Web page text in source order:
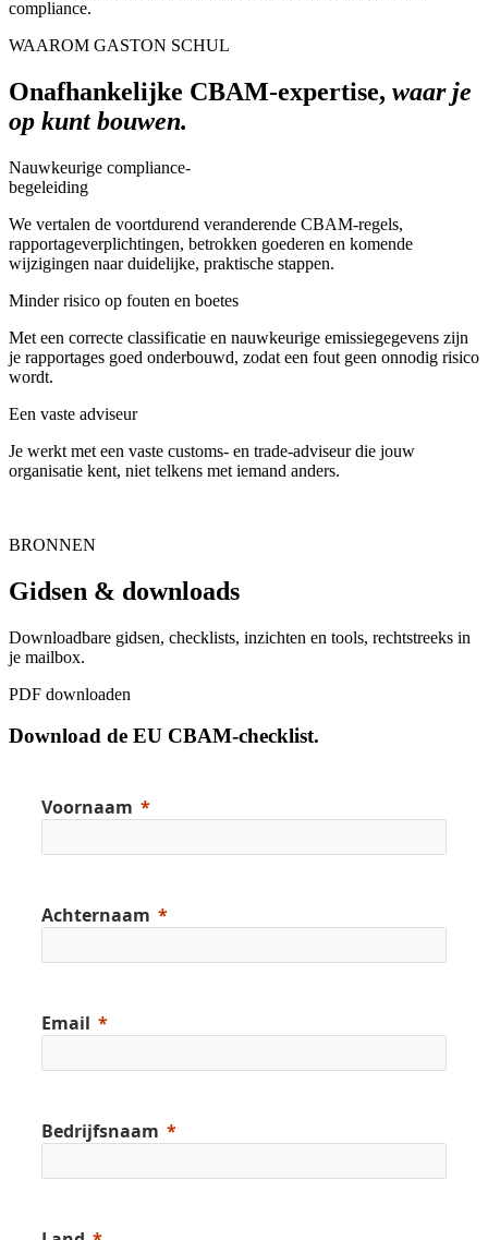
compliance.
WAAROM GASTON SCHUL
Onafhankelijke CBAM-expertise, waar je
op kunt bouwen.
Nauwkeurige compliance-
begeleiding
We vertalen de voortdurend veranderende CBAM-regels,
rapportageverplichtingen, betrokken goederen en komende
wijzigingen naar duidelijke, praktische stappen.
Minder risico op fouten en boetes
Met een correcte classificatie en nauwkeurige emissiegegevens zijn
je rapportages goed onderbouwd, zodat een fout geen onnodig risico
wordt.
Een vaste adviseur
Je werkt met een vaste customs- en trade-adviseur die jouw
organisatie kent, niet telkens met iemand anders.
BRONNEN
Gidsen & downloads
Downloadbare gidsen, checklists, inzichten en tools, rechtstreeks in
je mailbox.
PDF downloaden
Download de EU CBAM-checklist.
Voornaam
Achternaam
Email
Bedrijfsnaam